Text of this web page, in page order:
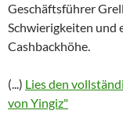
Geschäftsführer
Schwierigkeiten und
Cashbackhöhe.
(...) Lies den
von Yingiz"